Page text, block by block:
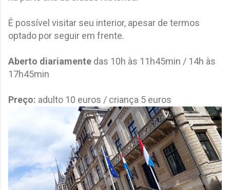
É possível visitar seu interior, apesar de termos
optado por seguir em frente.
Aberto diariamente das 10h às 11h45min / 14h às
17h45min
Preço: adulto 10 euros / criança 5 euros